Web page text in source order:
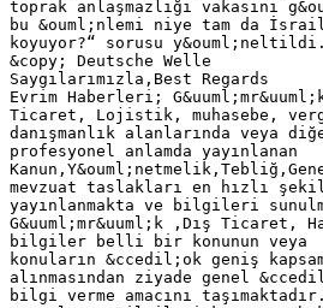
toprak anlaşmazlığı vakasını
bu &ouml;nlemi niye tam da
koyuyor?“ sorusu y&ouml;neltildi.
&copy; Deutsche Welle
Saygılarımızla,Best Regards
Evrim Haberleri;
Ticaret, Lojistik, muhasebe,
danışmanlık alanlarında veya
profesyonel anlamda yayınlanan
mevzuat taslakları en hızlı
yayınlanmakta ve bilgileri
G&uuml;mr&uuml;k ,Dış
bilgiler belli bir konunun veya
konuların &ccedil;ok geniş
alınmasından ziyade genel
bilgi verme amacını taşımaktadır.